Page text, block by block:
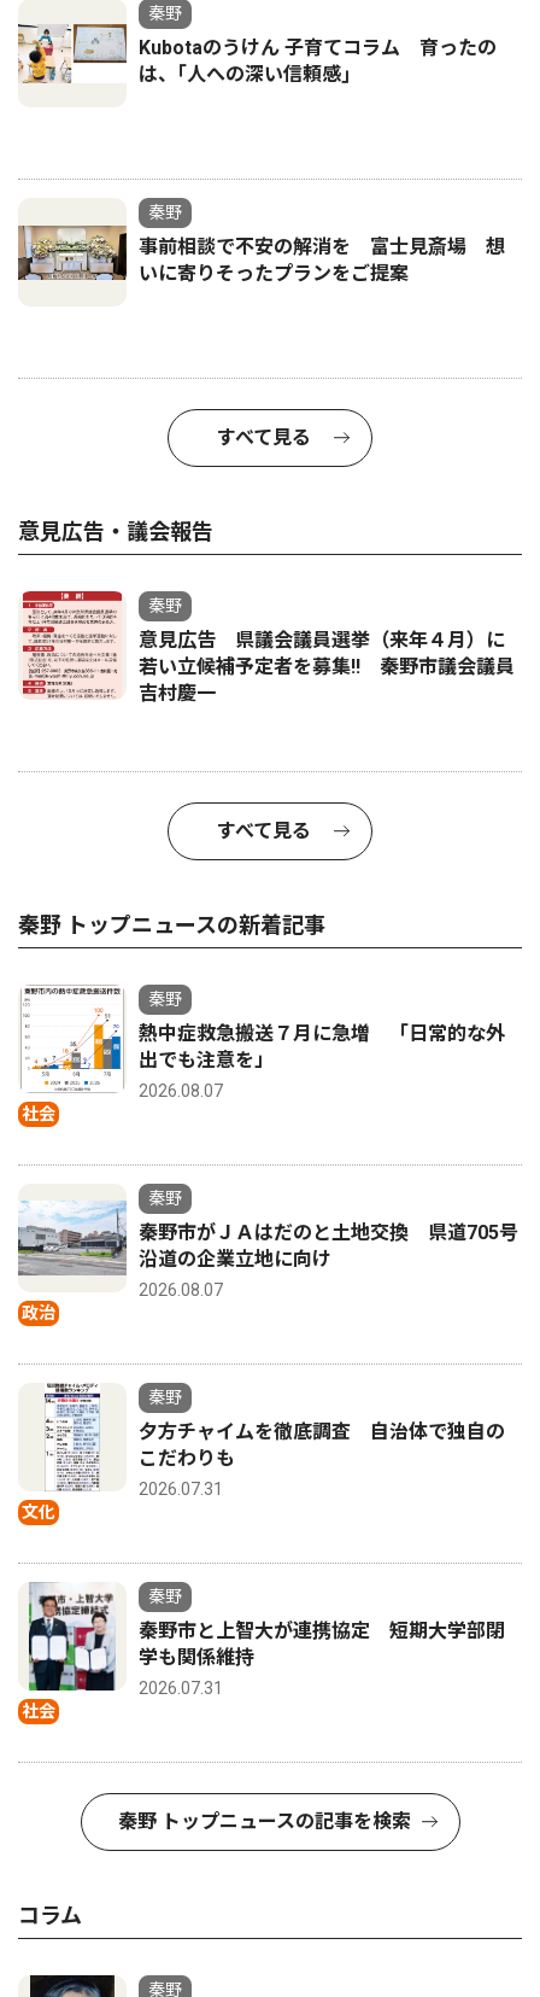
秦野
Kubotaのうけん 子育てコラム 育ったの
は、｢人への深い信頼感｣
秦野
事前相談で不安の解消を 富士見斎場 想
いに寄りそったプランをご提案
すべて見る
意見広告・議会報告
秦野
意見広告 県議会議員選挙（来年４月）に
若い立候補予定者を募集‼ 秦野市議会議員
吉村慶一
すべて見る
秦野 トップニュースの新着記事
社会
秦野
熱中症救急搬送７月に急増 「日常的な外
出でも注意を」
2026.08.07
政治
秦野
秦野市がＪＡはだのと土地交換 県道705号
沿道の企業立地に向け
2026.08.07
文化
秦野
夕方チャイムを徹底調査 自治体で独自の
こだわりも
2026.07.31
社会
秦野
秦野市と上智大が連携協定 短期大学部閉
学も関係維持
2026.07.31
秦野 トップニュースの記事を検索
コラム
秦野